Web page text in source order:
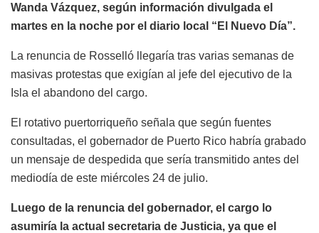
Wanda Vázquez, según información divulgada el
martes en la noche por el diario local “El Nuevo Día”.
La renuncia de Rosselló llegaría tras varias semanas de
masivas protestas que exigían al jefe del ejecutivo de la
Isla el abandono del cargo.
El rotativo puertorriqueño señala que según fuentes
consultadas, el gobernador de Puerto Rico habría grabado
un mensaje de despedida que sería transmitido antes del
mediodía de este miércoles 24 de julio.
Luego de la renuncia del gobernador, el cargo lo
asumiría la actual secretaria de Justicia, ya que el